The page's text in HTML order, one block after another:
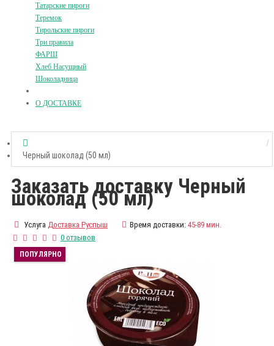
Татарские пироги
Теремок
Тирольские пироги
Три правила
ФАРШ
Хлеб Насущный
Шоколадница
О ДОСТАВКЕ
Черный шоколад (50 мл)
Заказать доставку Черный
шоколад (50 мл)
Услуга Доставка Руспыш Время доставки: 45-89 мин.
0 отзывов
ПОПУЛЯРНО